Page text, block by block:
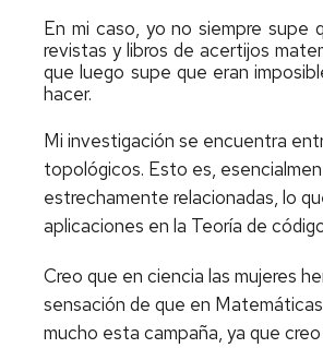
En mi caso, yo no siempre supe
revistas y libros de acertijos
que luego supe que eran
hacer.
Mi investigación se encuentra
topológicos. Esto es,
estrechamente relacionadas, lo
aplicaciones en la Teoría de
Creo que en ciencia las mujeres
sensación de que en
mucho esta campaña, ya que